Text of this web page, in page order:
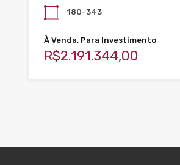
180-343
À Venda, Para Investimento
R$2.191.344,00